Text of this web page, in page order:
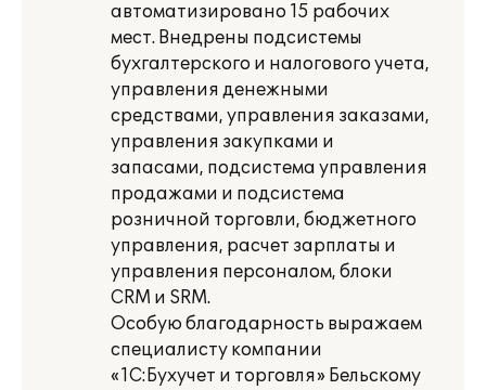
автоматизировано 15 рабочих
мест. Внедрены подсистемы
бухгалтерского и налогового учета,
управления денежными
средствами, управления заказами,
управления закупками и
запасами, подсистема управления
продажами и подсистема
розничной торговли, бюджетного
управления, расчет зарплаты и
управления персоналом, блоки
CRM и SRM.
Особую благодарность выражаем
специалисту компании
«1С:Бухучет и торговля» Бельскому